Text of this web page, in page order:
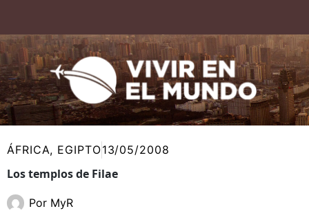
contenido
ÁFRICA, EGIPTO13/05/2008
Los templos de Filae
Por MyR